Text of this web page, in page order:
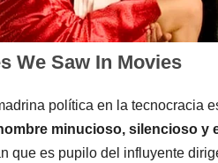
política en la tecnocracia
minucioso, silencioso y
que es pupilo del influyente